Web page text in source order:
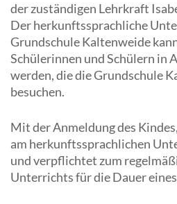
der zuständigen Lehrkraft
Der herkunftssprachliche
Grundschule Kaltenweide
Schülerinnen und Schülern in
werden, die die Grundschule
besuchen.
Mit der Anmeldung des
am herkunftssprachlichen
und verpflichtet zum
Unterrichts für die Dauer